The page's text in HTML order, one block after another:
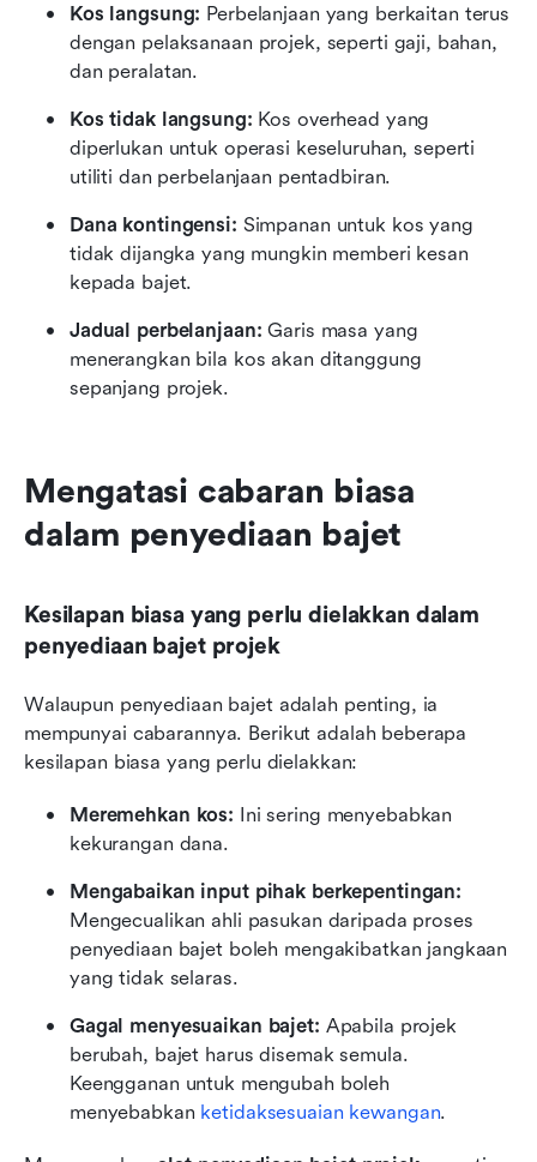
Kos langsung: Perbelanjaan yang berkaitan terus
dengan pelaksanaan projek, seperti gaji, bahan,
dan peralatan.
Kos tidak langsung: Kos overhead yang
diperlukan untuk operasi keseluruhan, seperti
utiliti dan perbelanjaan pentadbiran.
Dana kontingensi: Simpanan untuk kos yang
tidak dijangka yang mungkin memberi kesan
kepada bajet.
Jadual perbelanjaan: Garis masa yang
menerangkan bila kos akan ditanggung
sepanjang projek.
Mengatasi cabaran biasa
dalam penyediaan bajet
Kesilapan biasa yang perlu dielakkan dalam
penyediaan bajet projek
Walaupun penyediaan bajet adalah penting, ia
mempunyai cabarannya. Berikut adalah beberapa
kesilapan biasa yang perlu dielakkan:
Meremehkan kos: Ini sering menyebabkan
kekurangan dana.
Mengabaikan input pihak berkepentingan:
Mengecualikan ahli pasukan daripada proses
penyediaan bajet boleh mengakibatkan jangkaan
yang tidak selaras.
Gagal menyesuaikan bajet: Apabila projek
berubah, bajet harus disemak semula.
Keengganan untuk mengubah boleh
menyebabkan ketidaksesuaian kewangan.